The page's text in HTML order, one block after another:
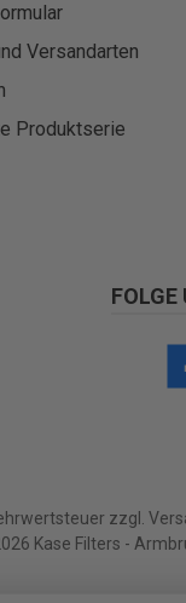
Versandarten
Produktserie
zzgl.
Kase Filters -